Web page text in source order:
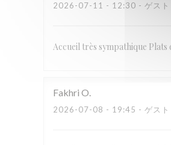
2026-07-11 - 12:30 - ゲスト
Accueil très sympathique
Fakhri O
2026-07-08 - 19:45 - ゲスト